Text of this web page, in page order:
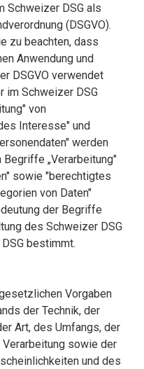
Schweizer DSG als
(DSGVO).
zu beachten, dass
Anwendung und
DSGVO verwendet
im Schweizer DSG
von
Interesse" und
werden
„Verarbeitung"
sowie "berechtigtes
von Daten"
der Begriffe
des Schweizer DSG
bestimmt.
Vorgaben
der Technik, der
Art, des Umfangs, der
sowie der
und des